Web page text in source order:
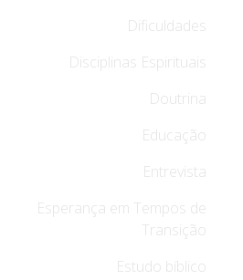
Dificuldades
Disciplinas Espirituais
Doutrina
Educação
Entrevista
Esperança em Tempos de
Transição
Estudo bíblico